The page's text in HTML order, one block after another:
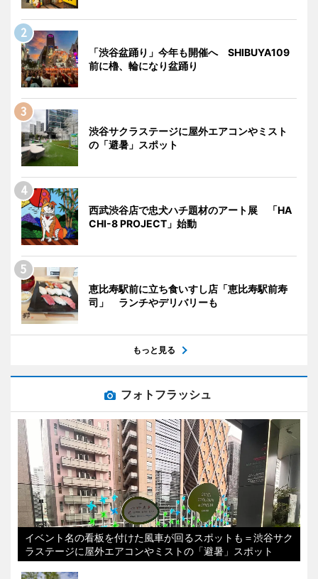
「渋谷盆踊り」今年も開催へ SHIBUYA109
前に櫓、輪になり盆踊り
渋谷サクラステージに屋外エアコンやミスト
の「避暑」スポット
西武渋谷店で忠犬ハチ題材のアート展 「HA
CHI-8 PROJECT」始動
恵比寿駅前に立ち食いすし店「恵比寿駅前寿
司」 ランチやデリバリーも
もっと見る
フォトフラッシュ
イベント名の看板を付けた風車が回るスポットも＝渋谷サク
ラステージに屋外エアコンやミストの「避暑」スポット